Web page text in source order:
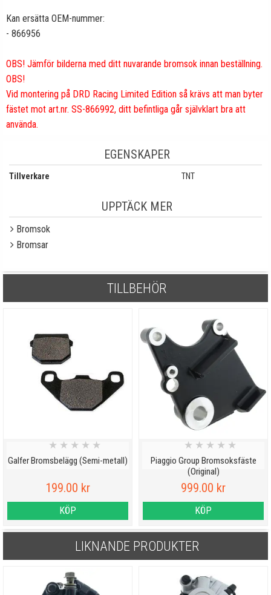
Kan ersätta OEM-nummer:
- 866956
OBS! Jämför bilderna med ditt nuvarande bromsok innan beställning.
OBS!
Vid montering på DRD Racing Limited Edition så krävs att man byter
fästet mot art.nr. SS-866992, ditt befintliga går självklart bra att
använda.
EGENSKAPER
Tillverkare TNT
UPPTÄCK MER
Bromsok
Bromsar
TILLBEHÖR
Galfer Bromsbelägg (Semi-metall)
★ ★ ★ ★ ★
199.00 kr
KÖP
Piaggio Group Bromsoksfäste
(Original)
★ ★ ★ ★ ★
999.00 kr
KÖP
LIKNANDE PRODUKTER